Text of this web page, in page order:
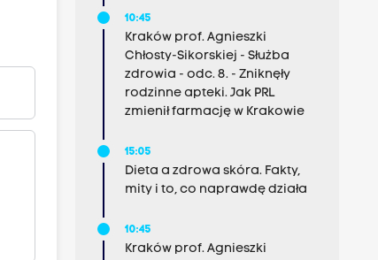
10:45
Kraków prof. Agnieszki
Chłosty-Sikorskiej - Służba
zdrowia - odc. 8. - Zniknęły
rodzinne apteki. Jak PRL
zmienił farmację w Krakowie
15:05
Dieta a zdrowa skóra. Fakty,
mity i to, co naprawdę działa
10:45
Kraków prof. Agnieszki